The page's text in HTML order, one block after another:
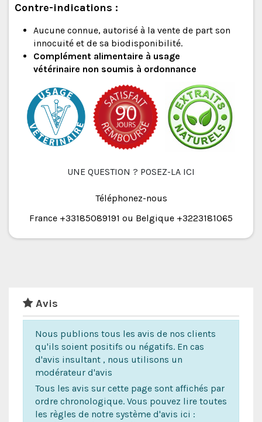
Contre-indications :
Aucune connue, autorisé à la vente de part son
innocuité et de sa biodisponibilité.
Complément alimentaire à usage
vétérinaire non soumis à ordonnance
UNE QUESTION ? POSEZ-LA ICI
Téléphonez-nous
France +33185089191 ou Belgique +3223181065
Avis
Nous publions tous les avis de nos clients
qu'ils soient positifs ou négatifs. En cas
d'avis insultant , nous utilisons un
modérateur d'avis
Tous les avis sur cette page sont affichés par
ordre chronologique. Vous pouvez lire toutes
les règles de notre système d'avis ici :